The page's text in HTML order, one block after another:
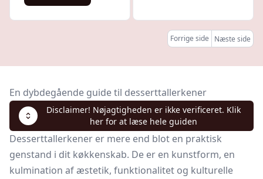
Forrige side Næste side
En dybdegående guide til desserttallerkener
Disclaimer! Nøjagtigheden er ikke verificeret. Klik
her for at læse hele guiden
Desserttallerkener er mere end blot en praktisk
genstand i dit køkkenskab. De er en kunstform, en
kulmination af æstetik, funktionalitet og kulturelle